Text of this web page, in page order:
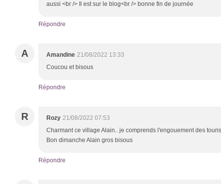
aussi <br /> Il est sur le blog<br /> bonne fin de journée
Répondre
A Amandine 21/08/2022 13:33
Coucou et bisous
Répondre
R Rozy 21/08/2022 07:53
Charmant ce village Alain.. je comprends l'engouement des
Bon dimanche Alain gros bisous
Répondre